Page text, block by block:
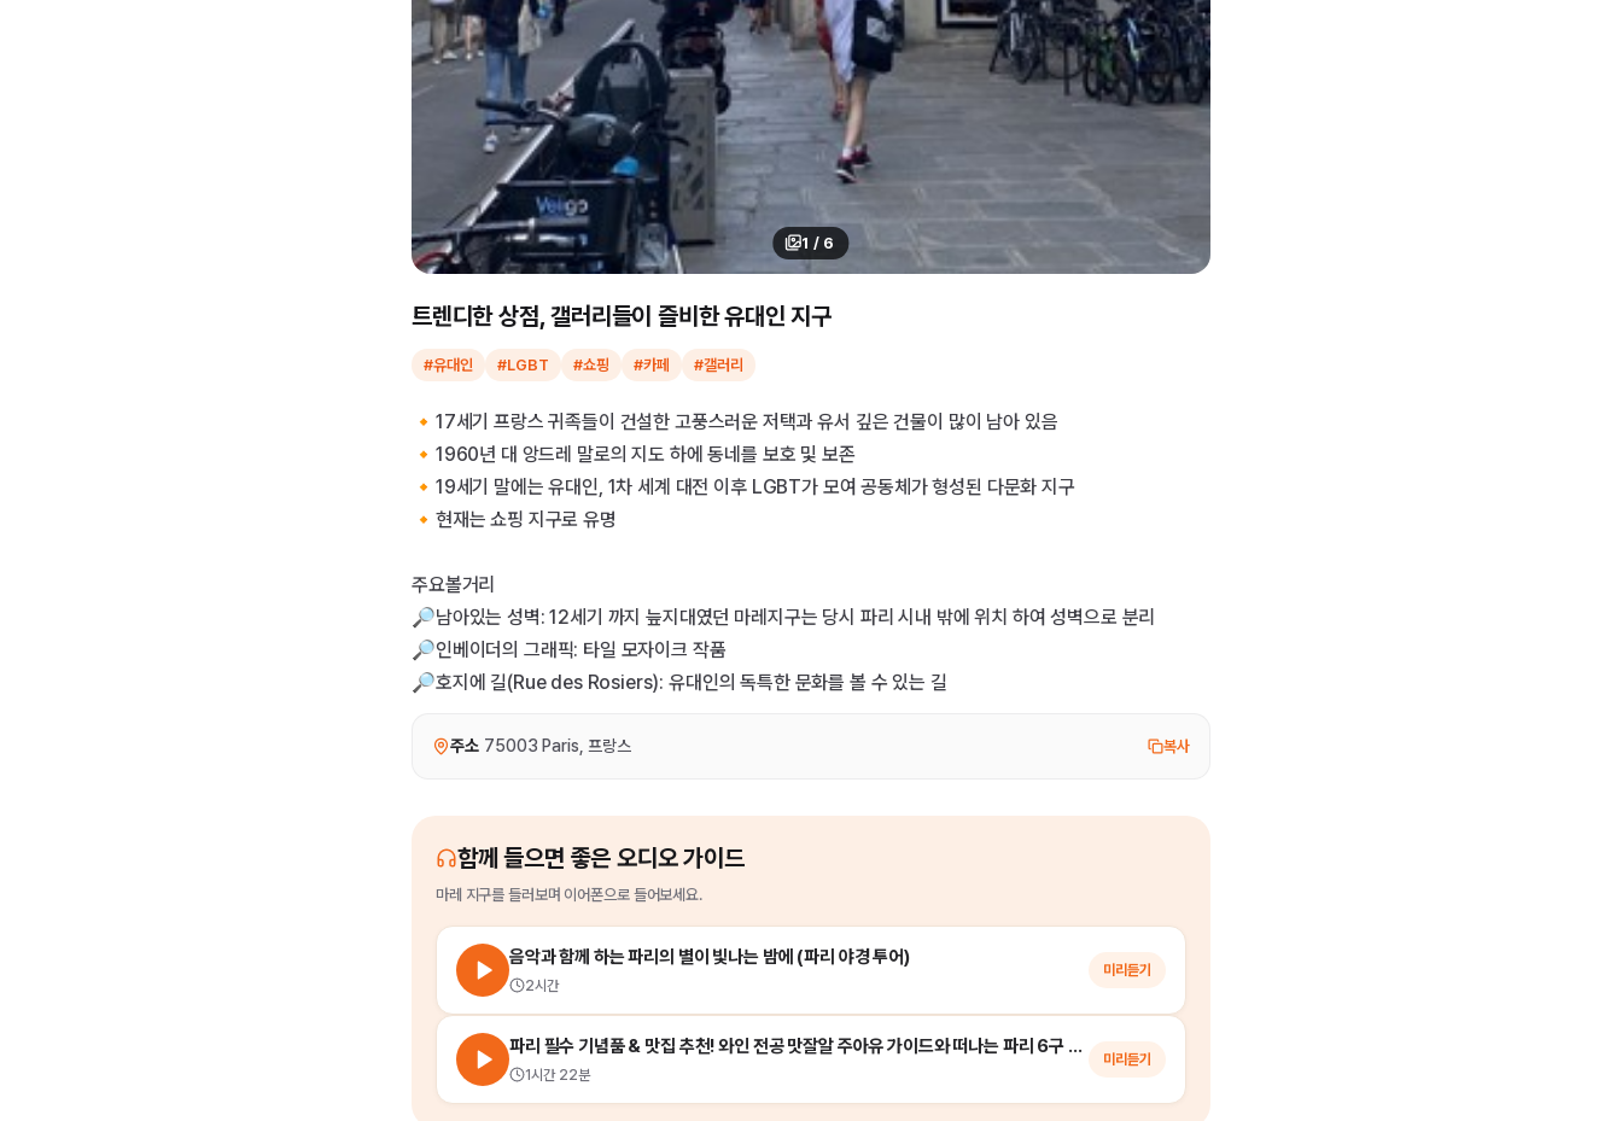
1 / 6
트렌디한 상점, 갤러리들이 즐비한 유대인 지구
#유대인 #LGBT #쇼핑 #카페 #갤러리
🔸17세기 프랑스 귀족들이 건설한 고풍스러운 저택과 유서 깊은 건물이 많이 남아 있음
🔸1960년 대 앙드레 말로의 지도 하에 동네를 보호 및 보존
🔸19세기 말에는 유대인, 1차 세계 대전 이후 LGBT가 모여 공동체가 형성된 다문화 지구
🔸현재는 쇼핑 지구로 유명
주요볼거리
🔎남아있는 성벽: 12세기 까지 늪지대였던 마레지구는 당시 파리 시내 밖에 위치 하여 성벽으로 분리
🔎인베이더의 그래픽: 타일 모자이크 작품
🔎호지에 길(Rue des Rosiers): 유대인의 독특한 문화를 볼 수 있는 길
주소 75003 Paris, 프랑스 복사
함께 들으면 좋은 오디오 가이드
마레 지구를 들러보며 이어폰으로 들어보세요.
음악과 함께 하는 파리의 별이 빛나는 밤에 (파리 야경 투어)
2시간
미리듣기
파리 필수 기념품 & 맛집 추천! 와인 전공 맛잘알 주아유 가이드와 떠나는 파리 6구 미식 워킹 투어
1시간 22분
미리듣기